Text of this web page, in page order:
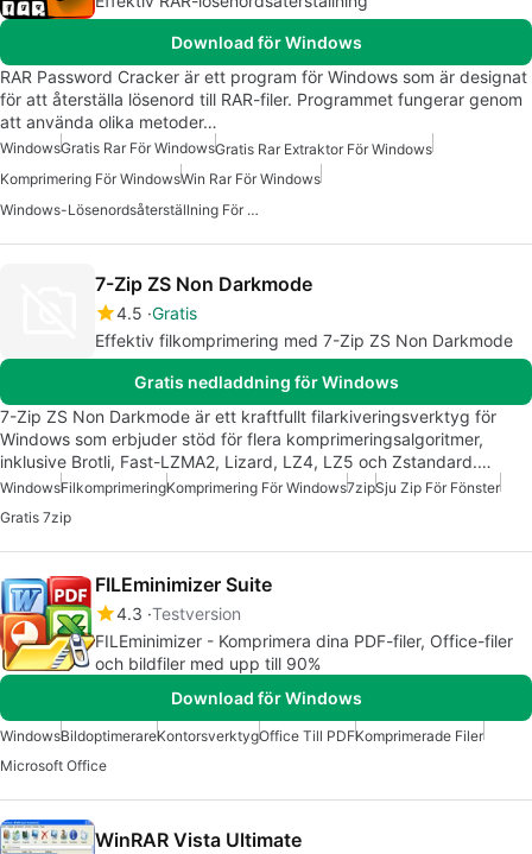
Download för Windows
RAR Password Cracker är ett program för Windows som är designat
för att återställa lösenord till RAR-filer. Programmet fungerar genom
att använda olika metoder…
WindowsGratis Rar För WindowsGratis Rar Extraktor För Windows
Komprimering För WindowsWin Rar För Windows
Windows-Lösenordsåterställning För Windows
7-Zip ZS Non Darkmode
4.5 Gratis
Effektiv filkomprimering med 7-Zip ZS Non Darkmode
Gratis nedladdning för Windows
7-Zip ZS Non Darkmode är ett kraftfullt filarkiveringsverktyg för
Windows som erbjuder stöd för flera komprimeringsalgoritmer,
inklusive Brotli, Fast-LZMA2, Lizard, LZ4, LZ5 och Zstandard.…
WindowsFilkomprimeringKomprimering För Windows7zipSju Zip För Fönster
Gratis 7zip
FILEminimizer Suite
4.3 Testversion
FILEminimizer - Komprimera dina PDF-filer, Office-filer
och bildfiler med upp till 90%
Download för Windows
WindowsBildoptimerareKontorsverktygOffice Till PDFKomprimerade Filer
Microsoft Office
WinRAR Vista Ultimate